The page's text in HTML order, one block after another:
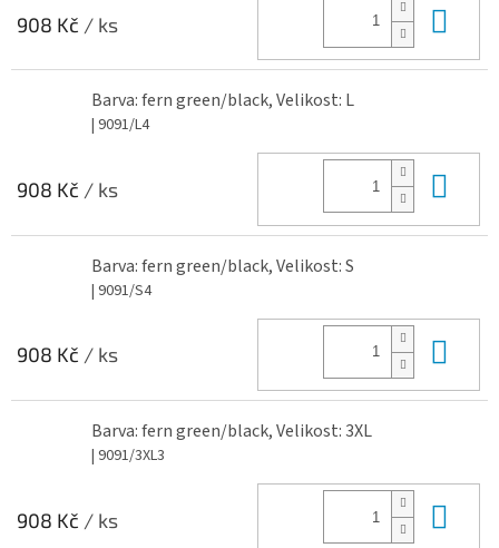
908 Kč / ks
Barva: fern green/black, Velikost: L
| 9091/L4
908 Kč / ks
Barva: fern green/black, Velikost: S
| 9091/S4
908 Kč / ks
Barva: fern green/black, Velikost: 3XL
| 9091/3XL3
908 Kč / ks